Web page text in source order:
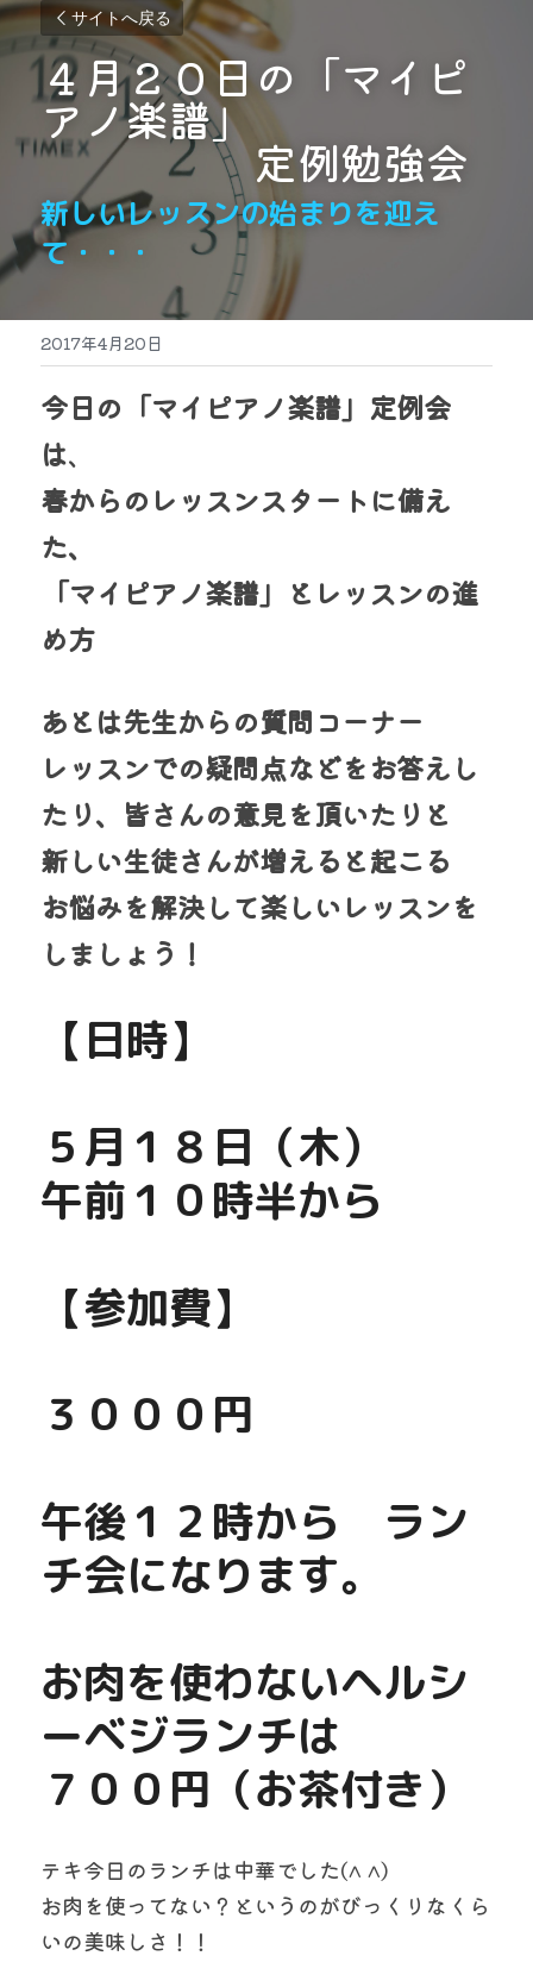
サイトへ戻る
４月２０日の「マイピ
アノ楽譜」
定例勉強会
新しいレッスンの始まりを迎え
て・・・
2017年4月20日
今日の「マイピアノ楽譜」定例会
は、
春からのレッスンスタートに備え
た、
「マイピアノ楽譜」とレッスンの進
め方
あとは先生からの質問コーナー
レッスンでの疑問点などをお答えし
たり、皆さんの意見を頂いたりと
新しい生徒さんが増えると起こる
お悩みを解決して楽しいレッスンを
しましょう！
【日時】
５月１８日（木）
午前１０時半から
【参加費】
３０００円
午後１２時から　ラン
チ会になります。
お肉を使わないヘルシ
ーベジランチは
７００円（お茶付き）
テキ今日のランチは中華でした(^ ^)
お肉を使ってない？というのがびっくりなくら
いの美味しさ！！